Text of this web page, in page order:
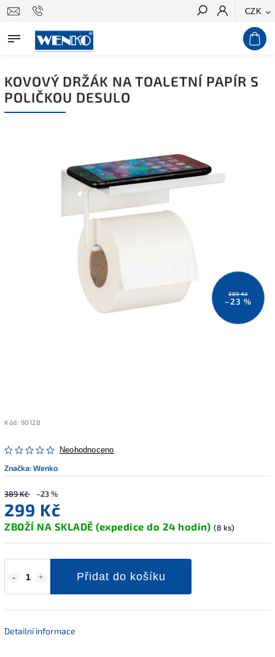
CZK
Hledat
KOVOVÝ DRŽÁK NA TOALETNÍ PAPÍR S
POLIČKOU DESULO
389 Kč
–23 %
Kód: 90128
Neohodnoceno
Značka:Wenko
389 Kč –23 %
299 Kč
ZBOŽÍ NA SKLADĚ (expedice do 24 hodin) (8 ks)
Přidat do košíku
Detailní informace